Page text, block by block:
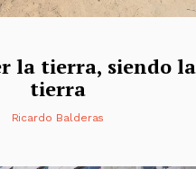
la tierra, siendo la
tierra
Ricardo Balderas